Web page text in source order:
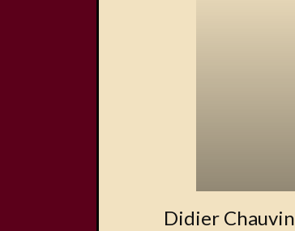
Didier Chauvin